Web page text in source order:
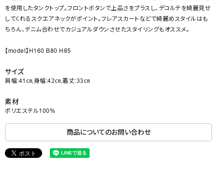
を使用したタンクトップ。フロントボタンで上品さをプラスし、デコルテを綺麗見せ
してくれるスクエアネックがポイント。フレアスカートなどで綺麗めスタイルはも
ちろん、デニム合わせでカジュアルダウンさせたスタイリングもオススメ。
【model】H160 B80 H85
サイズ
肩幅:41㎝,身幅:42㎝,着丈:33㎝
素材
ポリエステル100%
商品についてのお問い合わせ